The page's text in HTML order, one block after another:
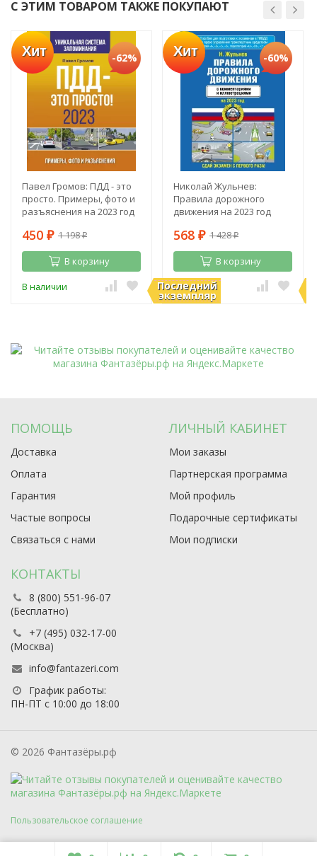
С ЭТИМ ТОВАРОМ ТАКЖЕ ПОКУПАЮТ
Хит -62%
Павел Громов: ПДД - это
просто. Примеры, фото и
разъяснения на 2023 год
450 ₽ 1 198₽
В корзину
В наличии
Хит
Последний
экземпляр
-60%
Николай Жульнев:
Правила дорожного
движения на 2023 год
568 ₽ 1 428₽
В корзину
В наличии
ПОМОЩЬ
Доставка
Оплата
Гарантия
Частые вопросы
Связаться с нами
ЛИЧНЫЙ КАБИНЕТ
Мои заказы
Партнерская программа
Мой профиль
Подарочные сертификаты
Мои подписки
КОНТАКТЫ
8 (800) 551-96-07
(Бесплатно)
+7 (495) 032-17-00
(Москва)
info@fantazeri.com
График работы:
ПН-ПТ с 10:00 до 18:00
© 2026 Фантазёры.рф
Пользовательское соглашение